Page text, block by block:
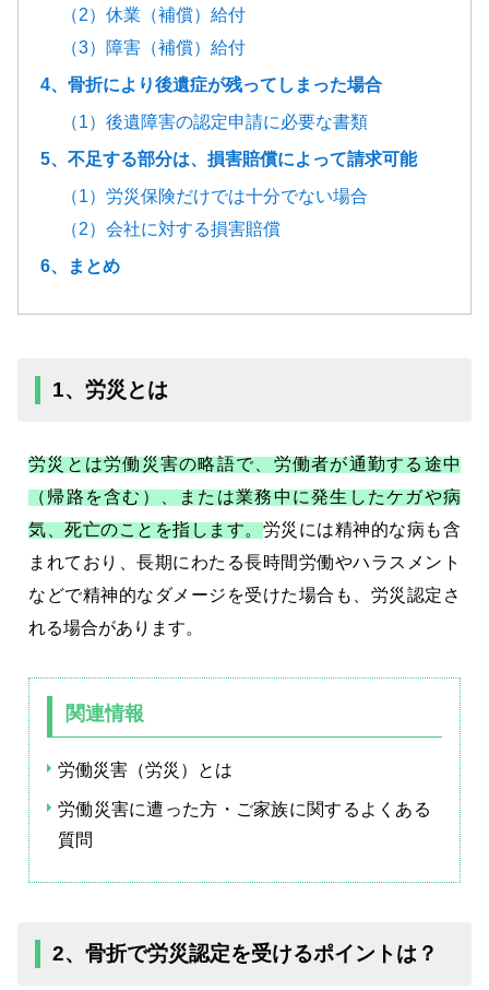
（2）休業（補償）給付
（3）障害（補償）給付
4、骨折により後遺症が残ってしまった場合
（1）後遺障害の認定申請に必要な書類
5、不足する部分は、損害賠償によって請求可能
（1）労災保険だけでは十分でない場合
（2）会社に対する損害賠償
6、まとめ
1、労災とは
労災とは労働災害の略語で、労働者が通勤する途中
（帰路を含む）、または業務中に発生したケガや病
気、死亡のことを指します。 労災には精神的な病も含
まれており、長期にわたる長時間労働やハラスメント
などで精神的なダメージを受けた場合も、労災認定さ
れる場合があります。
関連情報
労働災害（労災）とは
労働災害に遭った方・ご家族に関するよくある
質問
2、骨折で労災認定を受けるポイントは？